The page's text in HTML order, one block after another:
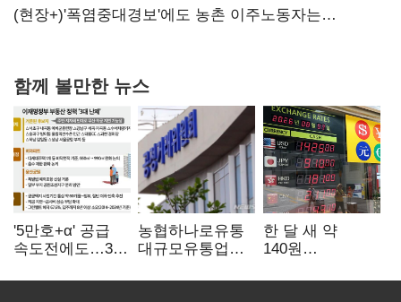
당장 퇴출?…시간만으론 부족한 코스닥 구하기
(현장+)'폭염중대경보'에도 농촌 이주노동자는
함께 볼만한 뉴스
'5만호+α' 공급
속도전에도…3대
농협하나로유통
대규모유통업법
공정위, 과징금
한 달 새 약
140원
엔저'에 원화